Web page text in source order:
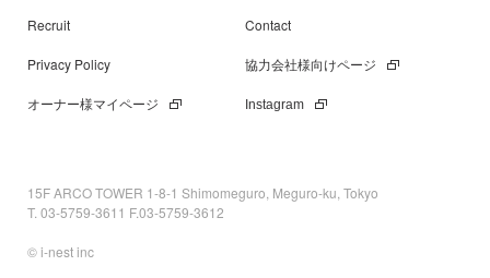
Recruit Contact
Privacy Policy 協力会社様向けページ
オーナー様マイページ Instagram
15F ARCO TOWER 1-8-1 Shimomeguro, Meguro-ku, Tokyo
T. 03-5759-3611 F.03-5759-3612
© i-nest inc